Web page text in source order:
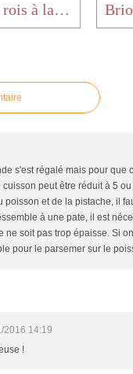
Des petites galettes des rois à la fève tonka pour le gouter
s'est régalé mais pour
peut être réduit à 5
poisson et de la pistache, il
à une pate, il est
ne soit pas trop épaisse. Si
pour le parsemer sur le
2016 14:19
!